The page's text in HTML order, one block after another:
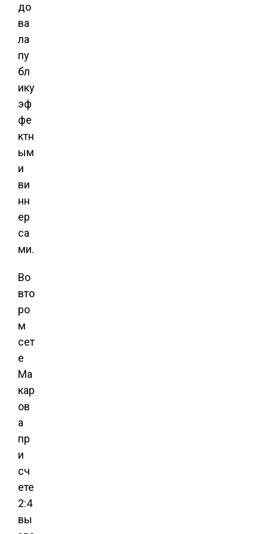
до
ва
ла
пу
бл
ику
эф
фе
ктн
ым
и
ви
нн
ер
са
ми.
Во
вто
ро
м
сет
е
Ма
кар
ов
а
пр
и
сч
ете
2:4
вы